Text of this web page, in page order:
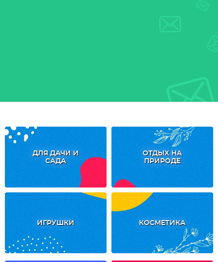
ДЛЯ ДАЧИ И
САДА
ОТДЫХ НА
ПРИРОДЕ
ИГРУШКИ КОСМЕТИКА